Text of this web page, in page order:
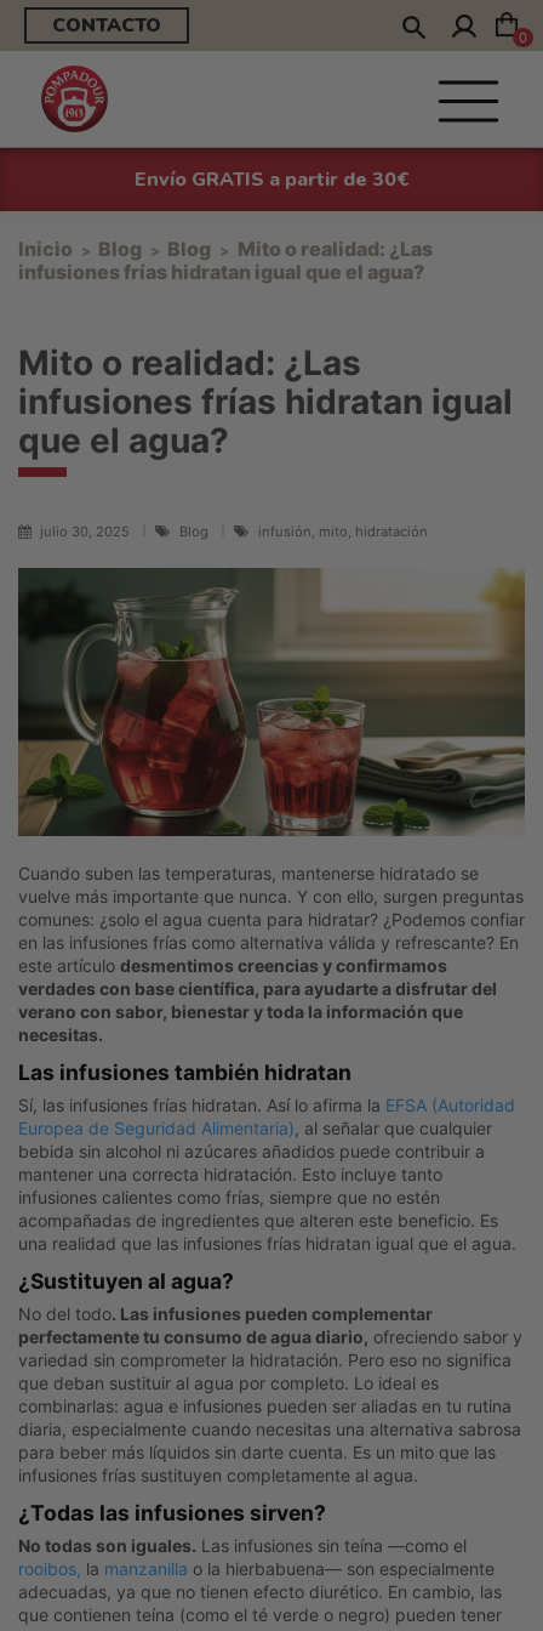
CONTACTO 0
Envío GRATIS a partir de 30€
Inicio Blog Blog
Mito o realidad: ¿Las
infusiones frías hidratan igual que el agua?
Mito o realidad: ¿Las
infusiones frías hidratan igual
que el agua?
julio 30, 2025 Blog infusión, mito, hidratación
Cuando suben las temperaturas, mantenerse hidratado se
vuelve más importante que nunca. Y con ello, surgen preguntas
comunes: ¿solo el agua cuenta para hidratar? ¿Podemos confiar
en las infusiones frías como alternativa válida y refrescante? En
este artículo desmentimos creencias y confirmamos
verdades con base científica, para ayudarte a disfrutar del
verano con sabor, bienestar y toda la información que
necesitas.
Las infusiones también hidratan
Sí, las infusiones frías hidratan. Así lo afirma la EFSA (Autoridad
Europea de Seguridad Alimentaria) , al señalar que cualquier
bebida sin alcohol ni azúcares añadidos puede contribuir a
mantener una correcta hidratación. Esto incluye tanto
infusiones calientes como frías, siempre que no estén
acompañadas de ingredientes que alteren este beneficio. Es
una realidad que las infusiones frías hidratan igual que el agua.
¿Sustituyen al agua?
No del todo. Las infusiones pueden complementar
perfectamente tu consumo de agua diario, ofreciendo sabor y
variedad sin comprometer la hidratación. Pero eso no significa
que deban sustituir al agua por completo. Lo ideal es
combinarlas: agua e infusiones pueden ser aliadas en tu rutina
diaria, especialmente cuando necesitas una alternativa sabrosa
para beber más líquidos sin darte cuenta. Es un mito que las
infusiones frías sustituyen completamente al agua.
¿Todas las infusiones sirven?
No todas son iguales. Las infusiones sin teína —como el
rooibos, la manzanilla o la hierbabuena— son especialmente
adecuadas, ya que no tienen efecto diurético. En cambio, las
que contienen teína (como el té verde o negro) pueden tener